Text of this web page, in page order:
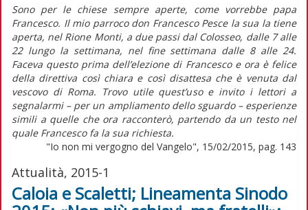
Sono per le chiese sempre aperte, come vorrebbe papa
Francesco. Il mio parroco don Francesco Pesce la sua la tiene
aperta, nel Rione Monti, a due passi dal Colosseo, dalle 7 alle
22 lungo la settimana, nel fine settimana dalle 8 alle 24.
Faceva questo prima dell’elezione di Francesco e ora è felice
della direttiva così chiara e così disattesa che è venuta dal
vescovo di Roma. Trovo utile quest’uso e invito i lettori a
segnalarmi – per un ampliamento dello sguardo – esperienze
simili a quelle che ora racconterò, partendo da un testo nel
quale Francesco fa la sua richiesta.
"Io non mi vergogno del Vangelo", 15/02/2015, pag. 143
Attualità, 2015-1
Caloia e Scaletti; Lineamenta Sinodo